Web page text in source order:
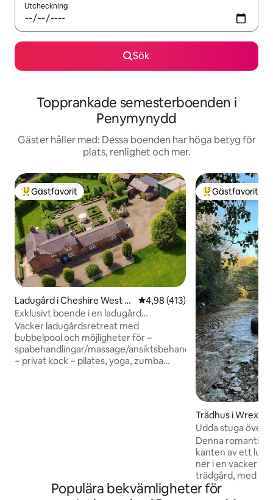
Utcheckning
Sök
Topprankade semesterboenden i
Penymynydd
Gäster håller med: Dessa boenden har höga betyg för
plats, renlighet och mer.
Populär gästfavorit
Gästfavorit
Ladugård i Cheshire West a
nd Chester
4,98 av 5 i genomsnittligt
4,98 (413)
Exklusivt boende i en ladugård
Spabehandlingar och kock på plats
Vacker ladugårdsretreat med
bubbelpool och möjligheter för ~
spabehandlingar/massage/ansiktsbehandlingar
~ privat kock ~ pilates, yoga, zumba
detaljer överallt.
Populär
Gästfavorit
Trädhus i
ea
Udda stuga över
Denna
kanten av ett
ner i en vacker
trädgård, med
flodfall. Denna
Populära bekvämligheter för